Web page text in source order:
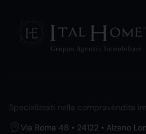
Specializzati nella compravendita
Via Roma 48 • 24122 • Alzano